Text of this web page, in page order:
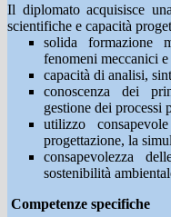
Il diplomato acquisisce
scientifiche e capacità
solida formazione
fenomeni meccanici
capacità di analisi,
conoscenza dei
gestione dei processi
utilizzo
progettazione, la
consapevolezza
sostenibilità
Competenze specifiche